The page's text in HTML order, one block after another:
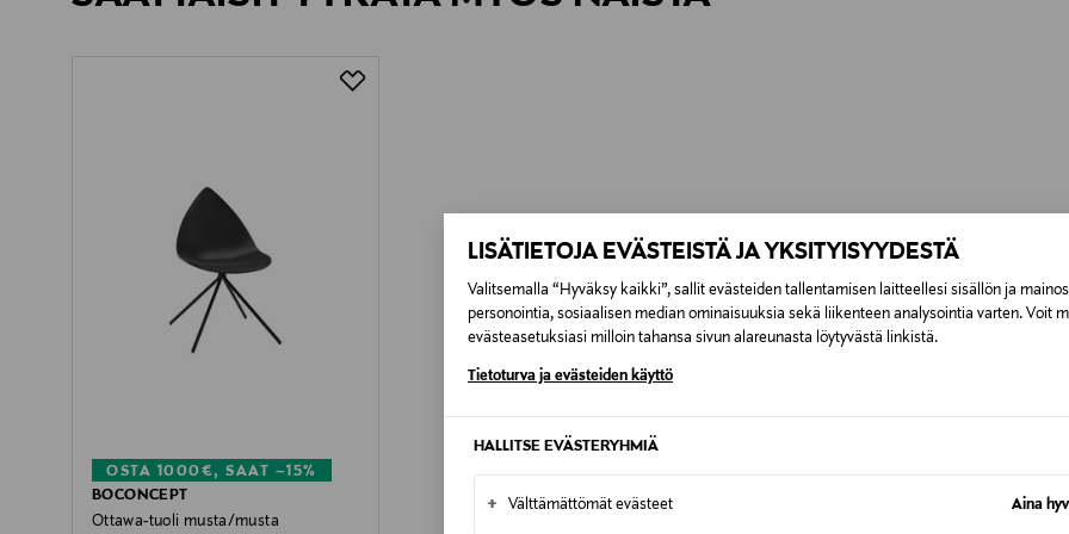
LISÄTIETOJA EVÄSTEISTÄ JA YKSITYISYYDESTÄ
Valitsemalla “Hyväksy kaikki”, sallit evästeiden tallentamisen laitteellesi sisällön ja
personointia, sosiaalisen median ominaisuuksia sekä liikenteen analysointia varten. Voit
evästeasetuksiasi milloin tahansa sivun alareunasta löytyvästä linkistä.
Tietoturva ja evästeiden käyttö
HALLITSE EVÄSTERYHMIÄ
+ Välttämättömät evästeet Aina
OSTA 1000€, SAAT –15%
BOCONCEPT
Ottawa-tuoli musta/musta